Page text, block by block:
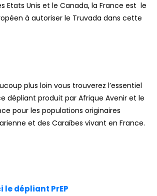
Etats Unis et le Canada, la France est le
à autoriser le Truvada dans cette
plus loin vous trouverez l’essentiel
dépliant produit par Afrique Avenir et le
pour les populations originaires
et des Caraïbes vivant en France.
le dépliant PrEP